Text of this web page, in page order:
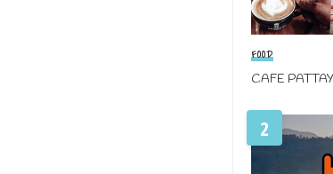
FOOD
CAFE
2